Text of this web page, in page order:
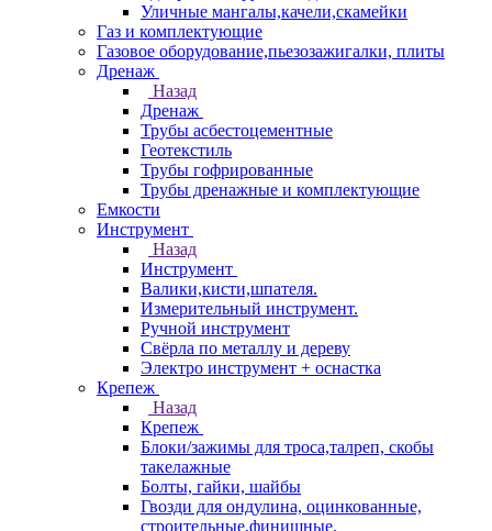
Уличные мангалы,качели,скамейки
Газ и комплектующие
Газовое оборудование,пьезозажигалки, плиты
Дренаж
Назад
Дренаж
Трубы асбестоцементные
Геотекстиль
Трубы гофрированные
Трубы дренажные и комплектующие
Емкости
Инструмент
Назад
Инструмент
Валики,кисти,шпателя.
Измерительный инструмент.
Ручной инструмент
Свёрла по металлу и дереву
Электро инструмент + оснастка
Крепеж
Назад
Крепеж
Блоки/зажимы для троса,талреп, скобы
такелажные
Болты, гайки, шайбы
Гвозди для ондулина, оцинкованные,
строительные,финишные.